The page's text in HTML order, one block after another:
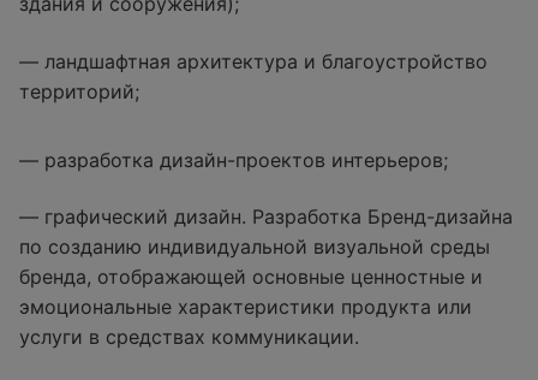
— ландшафтная архитектура и благоустройство
территорий;
— разработка дизайн-проектов интерьеров;
— графический дизайн. Разработка Бренд-дизайна
по созданию индивидуальной визуальной среды
бренда, отображающей основные ценностные и
эмоциональные характеристики продукта или
услуги в средствах коммуникации.